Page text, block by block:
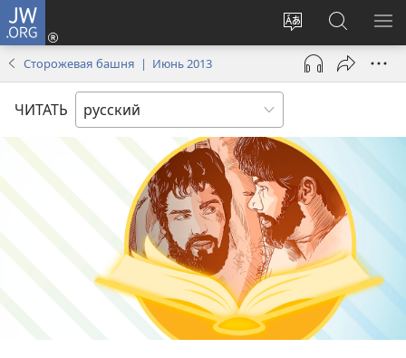
JW.ORG
Изменить
язык
сайта
Войти
(открывается
новом
окне)
Поиск
по
jw.org
Сторожевая башня | Июнь 2013
ЧИТАТЬ